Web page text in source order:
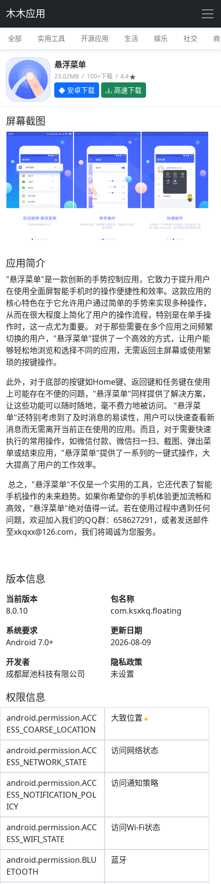
木木应用
全部 实用工具 开源应用 生活 娱乐 社交
悬浮菜单
23.02MB / 100+下载 / 4.4
安卓下载 高速下载
屏幕截图
应用简介
"悬浮菜单"是一款创新的手势控制应用，它致力于提升用户
在使用全面屏智能手机时的操作便捷性和效率。这款应用的
核心特色在于它允许用户通过简单的手势来实现多种操作，
从而在很大程度上简化了用户的操作流程，特别是在单手操
作时，这一点尤为重要。 对于那些需要在多个应用之间频繁
切换的用户，"悬浮菜单"提供了一个高效的方式，让用户能
够轻松地浏览和选择不同的应用，无需返回主屏幕或使用繁
琐的按键操作。
此外，对于底部的按键如Home键、返回键和任务键在使用
上可能存在不便的问题，"悬浮菜单"同样提供了解决方案，
让这些功能可以随时随地，毫不费力地被访问。 "悬浮菜
单"还特别考虑到了及时消息的易读性，用户可以快速查看新
消息而无需离开当前正在使用的应用。而且，对于需要快速
执行的常用操作，如微信付款、微信扫一扫、截图、弹出菜
单或结束应用，"悬浮菜单"提供了一系列的一键式操作，大
大提高了用户的工作效率。
总之，"悬浮菜单"不仅是一个实用的工具，它还代表了智能
手机操作的未来趋势。如果你希望你的手机体验更加流畅和
高效，"悬浮菜单"绝对值得一试。若在使用过程中遇到任何
问题，欢迎加入我们的QQ群：658627291，或者发送邮件
至xkqxx@126.com，我们将竭诚为您服务。
版本信息
当前版本
8.0.10
包名称
com.ksxkq.floating
系统要求
Android 7.0+
更新日期
2026-08-09
开发者
成都犀池科技有限公司
隐私政策
未设置
权限信息
android.permission.ACC
ESS_COARSE_LOCATION
大致位置
android.permission.ACC
ESS_NETWORK_STATE
访问网络状态
android.permission.ACC
ESS_NOTIFICATION_POL
ICY
访问通知策略
android.permission.ACC
ESS_WIFI_STATE
访问Wi-Fi状态
android.permission.BLU
ETOOTH
蓝牙